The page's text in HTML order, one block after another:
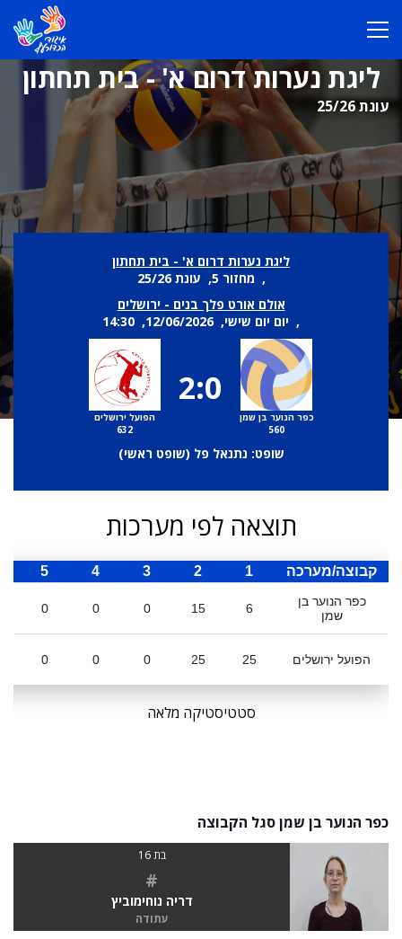
ליגת נערות דרום א' - בית תחתון
עונת 25/26
ליגת נערות דרום א' - בית תחתון
, מחזור 5, עונת 25/26
אולם אורט פלך בנים - ירושלים
, יום יום שישי, 12/06/2026, 14:30
כפר הנוער בן שמן
560
2:0
הפועל ירושלים
632
שופט: נתנאל פל (שופט ראשי)
תוצאה לפי מערכות
קבוצה/מערכה 1
2
3
4
5
כפר הנוער בן
שמן
6
15
0
0
0
הפועל ירושלים 25
25
0
0
0
סטטיסטיקה מלאה
כפר הנוער בן שמן סגל הקבוצה
בת 16
#
דריה נוחימוביץ
עתודה